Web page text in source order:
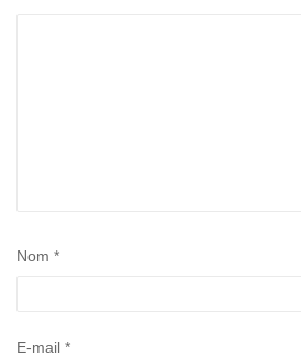
Nom *
E-mail *